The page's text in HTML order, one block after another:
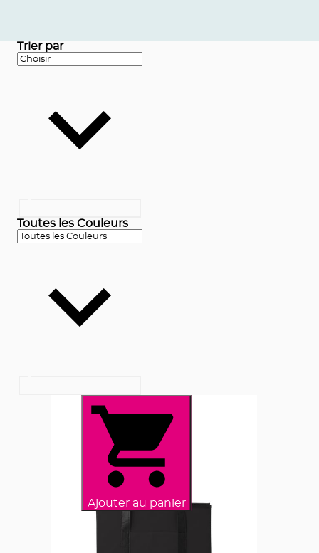
Trier par
Toutes les Couleurs
Ajouter au panier